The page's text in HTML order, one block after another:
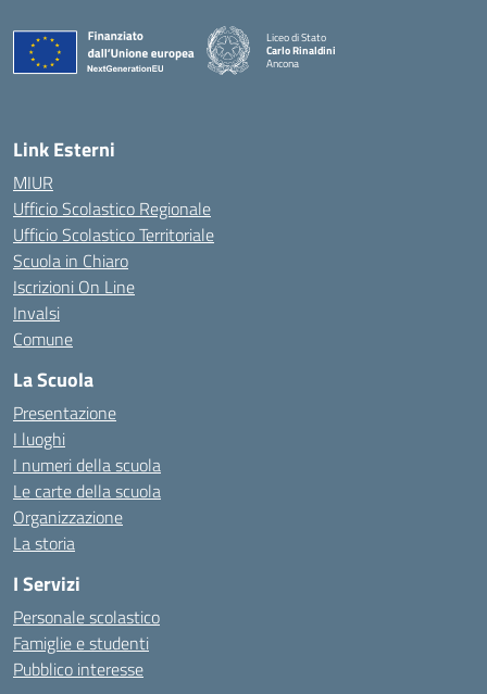
Liceo di Stato
Carlo Rinaldini
Ancona
Link Esterni
MIUR
Ufficio Scolastico Regionale
Ufficio Scolastico Territoriale
Scuola in Chiaro
Iscrizioni On Line
Invalsi
Comune
La Scuola
Presentazione
I luoghi
I numeri della scuola
Le carte della scuola
Organizzazione
La storia
I Servizi
Personale scolastico
Famiglie e studenti
Pubblico interesse